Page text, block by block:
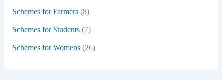
Schemes for Farmers(8)
Schemes for Students(7)
Schemes for Womens(26)